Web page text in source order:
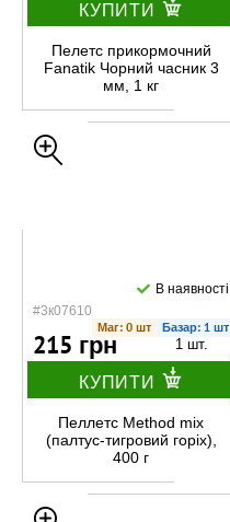
КУПИТИ
Пелетс прикормочний
Fanatik Чорний часник 3
мм, 1 кг
#3к07610
В наявності
Маг: 0 шт Базар: 1 шт
215 грн 1 шт.
КУПИТИ
Пеллетс Method mix
(палтус-тигровий горіх),
400 г